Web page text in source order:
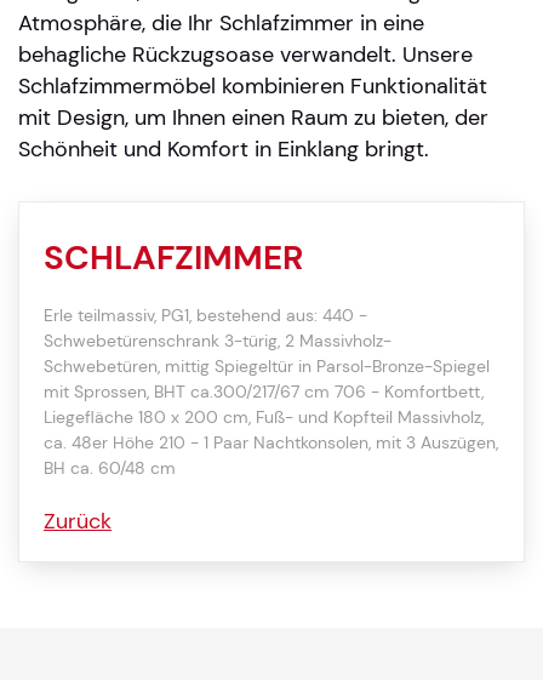
Atmosphäre, die Ihr Schlafzimmer in eine
behagliche Rückzugsoase verwandelt. Unsere
Schlafzimmermöbel kombinieren Funktionalität
mit Design, um Ihnen einen Raum zu bieten, der
Schönheit und Komfort in Einklang bringt.
SCHLAFZIMMER
Erle teilmassiv, PG1, bestehend aus: 440 -
Schwebetürenschrank 3-türig, 2 Massivholz-
Schwebetüren, mittig Spiegeltür in Parsol-Bronze-Spiegel
mit Sprossen, BHT ca.300/217/67 cm 706 - Komfortbett,
Liegefläche 180 x 200 cm, Fuß- und Kopfteil Massivholz,
ca. 48er Höhe 210 - 1 Paar Nachtkonsolen, mit 3 Auszügen,
BH ca. 60/48 cm
Zurück